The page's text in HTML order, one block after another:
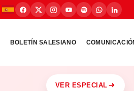
BOLETÍN SALESIANO
VER ESPECIAL